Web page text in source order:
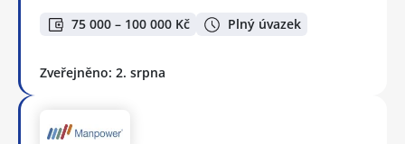
75 000 – 100 000 Kč Plný úvazek
Zveřejněno: 2. srpna